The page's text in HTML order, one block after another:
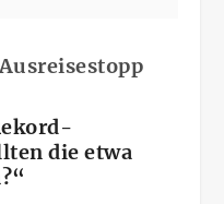
die etwa